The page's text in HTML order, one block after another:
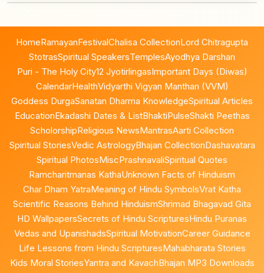
HomeRamayanFestivalChalisa CollectionLord Chitragupta
StotrasSpiritual SpeakersTemplesAyodhya Darshan
Puri - The Holy City12 JyotirlingasImportant Days (Diwas)
CalendarHealthVidyarthi Vigyan Manthan (VVM)
Goddess DurgaSanatan Dharma KnowledgeSpiritual Articles
EducationEkadashi Dates & ListBhaktiPulseShakti Peethas
ScholorshipReligious NewsMantrasAarti Collection
Spiritual StoriesVedic AstrologyBhajan CollectionDashavatara
Spiritual PhotosMiscPrashnavaliSpiritual Quotes
Ramcharitmanas KathaUnknown Facts of Hinduism
Char Dham YatraMeaning of Hindu SymbolsVrat Katha
Scientific Reasons Behind HinduismShrimad Bhagavad Gita
HD WallpapersSecrets of Hindu ScripturesHindu Puranas
Vedas and UpanishadsSpiritual MotivationCareer Guidance
Life Lessons from Hindu ScripturesMahabharata Stories
Kids Moral StoriesYantra and KavachBhajan MP3 Downloads